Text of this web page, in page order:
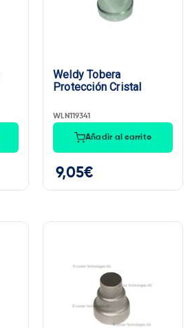
Weldy Tobera
Protección Cristal
WLN119341
Añadir al carrito
9,05€